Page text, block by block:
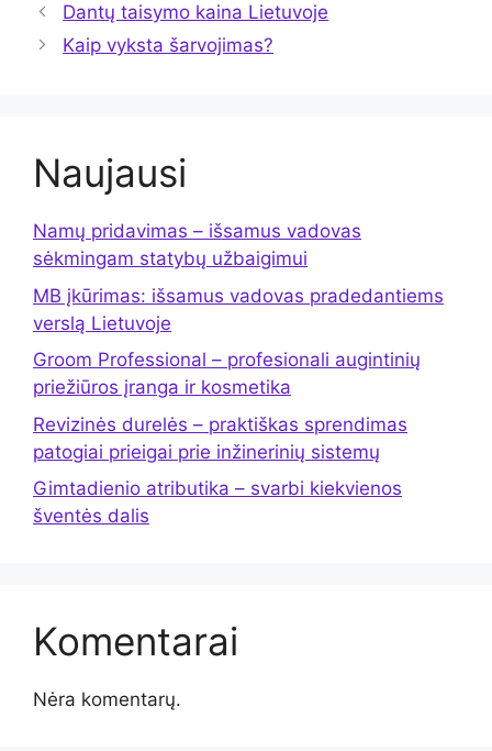
Dantų taisymo kaina Lietuvoje
Kaip vyksta šarvojimas?
Naujausi
Namų pridavimas – išsamus vadovas
sėkmingam statybų užbaigimui
MB įkūrimas: išsamus vadovas pradedantiems
verslą Lietuvoje
Groom Professional – profesionali augintinių
priežiūros įranga ir kosmetika
Revizinės durelės – praktiškas sprendimas
patogiai prieigai prie inžinerinių sistemų
Gimtadienio atributika – svarbi kiekvienos
šventės dalis
Komentarai
Nėra komentarų.